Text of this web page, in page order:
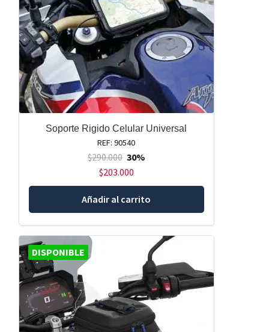
Soporte Rigido Celular Universal
REF: 90540
$290.000 30%
$203.000
Añadir al carrito
DISPONIBLE